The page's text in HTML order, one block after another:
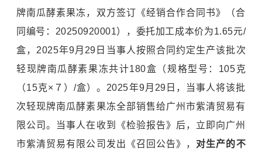
牌南瓜酵素果冻，双方签订《经销合作合同书》（合
同编号：20250920001），委托加工成本价为1.65元/
盒，2025年9月29日当事人按照合同约定生产该批次
轻现牌南瓜酵素果冻共计180盒（规格型号：105克
（15克×７）/盒）。2025年9月29日，当事人将该批
次轻现牌南瓜酵素果冻全部销售给广州市紫清贸易有
限公司。当事人在收到《检验报告》后，立即向广州
市紫清贸易有限公司发出《召回公告》， 对生产的不